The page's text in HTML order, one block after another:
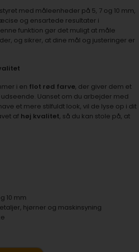
med måleenheder på 5, 7 og 10 mm,
og ensartede resultater i
funktion gør det muligt at måle
og sikrer, at dine mål og justeringer er
i en flot rød farve, der giver dem et
Uanset om du arbejder med
et mere stilfuldt look, vil de lyse op i dit
af høj kvalitet, så du kan stole på, at
10 mm
hjørner og maskinsyning